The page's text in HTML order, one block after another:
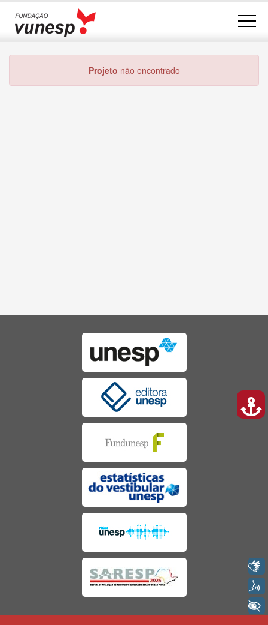
Projeto não encontrado